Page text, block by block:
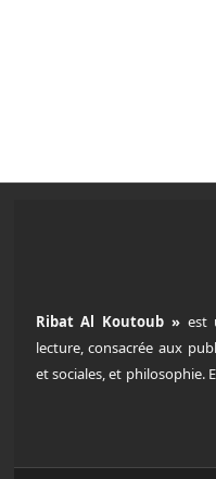
est
lecture, consacrée aux
et sociales, et philosophie.